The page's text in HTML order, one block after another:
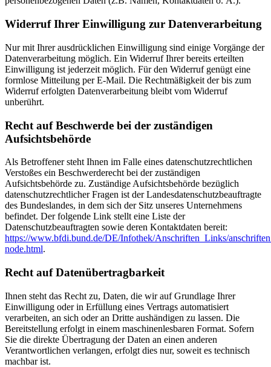
Widerruf Ihrer Einwilligung zur Datenverarbeitung
Nur mit Ihrer ausdrücklichen Einwilligung sind einige Vorgänge der
Datenverarbeitung möglich. Ein Widerruf Ihrer bereits erteilten
Einwilligung ist jederzeit möglich. Für den Widerruf genügt eine
formlose Mitteilung per E-Mail. Die Rechtmäßigkeit der bis zum
Widerruf erfolgten Datenverarbeitung bleibt vom Widerruf
unberührt.
Recht auf Beschwerde bei der zuständigen
Aufsichtsbehörde
Als Betroffener steht Ihnen im Falle eines datenschutzrechtlichen
Verstoßes ein Beschwerderecht bei der zuständigen
Aufsichtsbehörde zu. Zuständige Aufsichtsbehörde bezüglich
datenschutzrechtlicher Fragen ist der Landesdatenschutzbeauftragte
des Bundeslandes, in dem sich der Sitz unseres Unternehmens
befindet. Der folgende Link stellt eine Liste der
Datenschutzbeauftragten sowie deren Kontaktdaten bereit:
https://www.bfdi.bund.de/DE/Infothek/Anschriften_Links/
node.html.
Recht auf Datenübertragbarkeit
Ihnen steht das Recht zu, Daten, die wir auf Grundlage Ihrer
Einwilligung oder in Erfüllung eines Vertrags automatisiert
verarbeiten, an sich oder an Dritte aushändigen zu lassen. Die
Bereitstellung erfolgt in einem maschinenlesbaren Format. Sofern
Sie die direkte Übertragung der Daten an einen anderen
Verantwortlichen verlangen, erfolgt dies nur, soweit es technisch
machbar ist.